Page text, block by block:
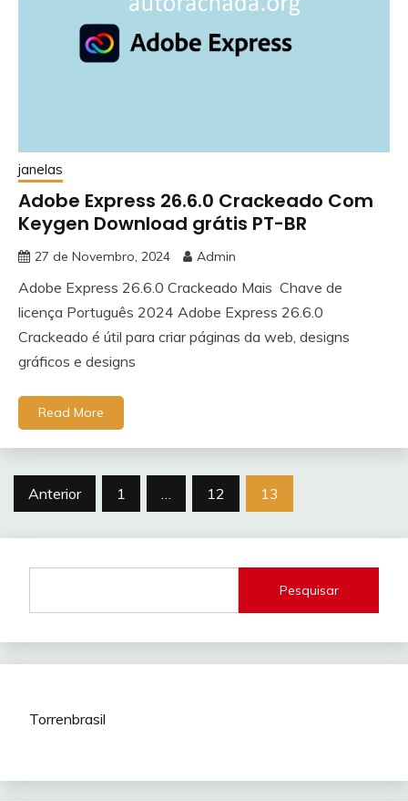
janelas
Adobe Express 26.6.0 Crackeado Com
Keygen Download grátis PT-BR
27 de Novembro, 2024 Admin
Adobe Express 26.6.0 Crackeado Mais Chave de
licença Português 2024 Adobe Express 26.6.0
Crackeado é útil para criar páginas da web, designs
gráficos e designs
Read More
Paginação
Anterior 1 12 13
Pesquisar
Torrenbrasil